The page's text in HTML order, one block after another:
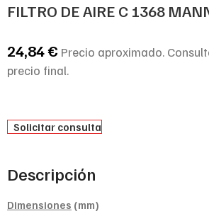
FILTRO DE AIRE C 1368
24,84€ Precio aproximado.
precio final.
Solicitar consulta
Descripción
Dimensiones (mm)